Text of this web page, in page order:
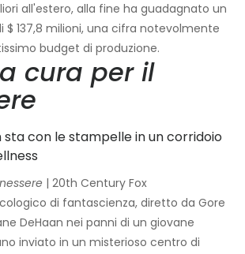
all'estero, alla fine ha guadagnato un
$ 137,8 milioni, una cifra notevolmente
budget di produzione.
cura per il
| 20th Century Fox
di fantascienza, diretto da Gore
DeHaan nei panni di un giovane
inviato in un misterioso centro di